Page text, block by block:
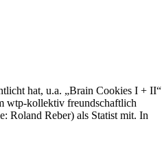
hat, u.a. „Brain Cookies I + II“
wtp-kollektiv freundschaftlich
Reber) als Statist mit. In